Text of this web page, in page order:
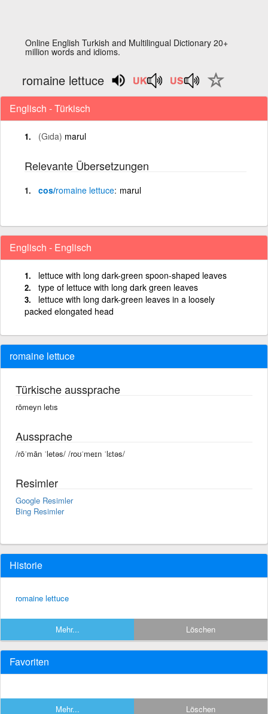
Online English Turkish and Multilingual Dictionary 20+
million words and idioms.
romaine lettuce
Englisch - Türkisch
(Gıda) marul
Relevante Übersetzungen
cos/romaine lettuce marul
Englisch - Englisch
lettuce with long dark-green spoon-shaped leaves
type of lettuce with long dark green leaves
lettuce with long dark-green leaves in a loosely
packed elongated head
romaine lettuce
Türkische aussprache
rōmeyn letıs
Aussprache
/rōˈmān ˈletəs/ /roʊˈmeɪn ˈlɛtəs/
Resimler
Google Resimler
Bing Resimler
Historie
romaine lettuce
Mehr... Löschen
Favoriten
Mehr... Löschen